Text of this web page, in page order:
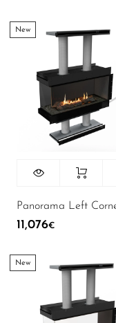
New
Panorama Left
11,076€
New